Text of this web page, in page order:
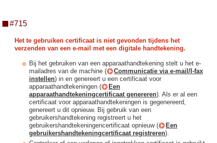
#715
Het te gebruiken certificaat is niet gevonden tijdens het
verzenden van een e-mail met een digitale handtekening.
Bij het gebruiken van een apparaathandtekening stelt u het e-
mailadres van de machine (
Communicatie via e-mail/I-fax
instellen) in en genereert u een certificaat voor
apparaathandtekeningen (
Een
apparaathandtekeningcertificaat genereren). Als er al een
certificaat voor apparaathandtekeningen is gegenereerd,
genereert u dit opnieuw. Bij gebruik van een
gebruikershandtekening registreert u het
gebruikershandtekeningencertificaat opnieuw (
Een
gebruikershandtekeningcertificaat registreren).